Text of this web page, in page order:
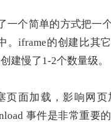
一个简单的方式把一
。iframe的创建比其
建慢了1-2个数量级。
页面加载，影响网
事件是非常重要